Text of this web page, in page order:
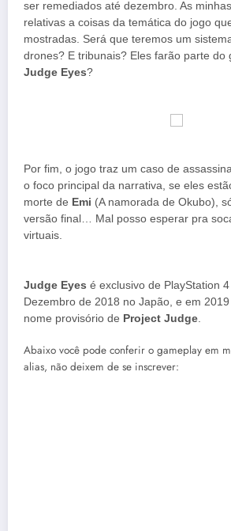
ser remediados até dezembro. As
relativas a coisas da temática do jogo
mostradas. Será que teremos um
drones? E tribunais? Eles farão parte do
Judge Eyes?
Por fim, o jogo traz um caso de
o foco principal da narrativa, se eles
morte de Emi (A namorada de Okubo),
versão final… Mal posso esperar pra
virtuais.
Judge Eyes é exclusivo de PlayStation
Dezembro de 2018 no Japão, e em
nome provisório de Project Judge
Abaixo você pode conferir o gameplay em
alias, não deixem de se inscrever: